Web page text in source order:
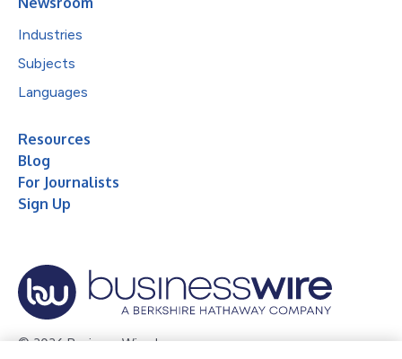
Industries
Subjects
Languages
Resources
Blog
For Journalists
Sign Up
© 2026 Business Wire, Inc.